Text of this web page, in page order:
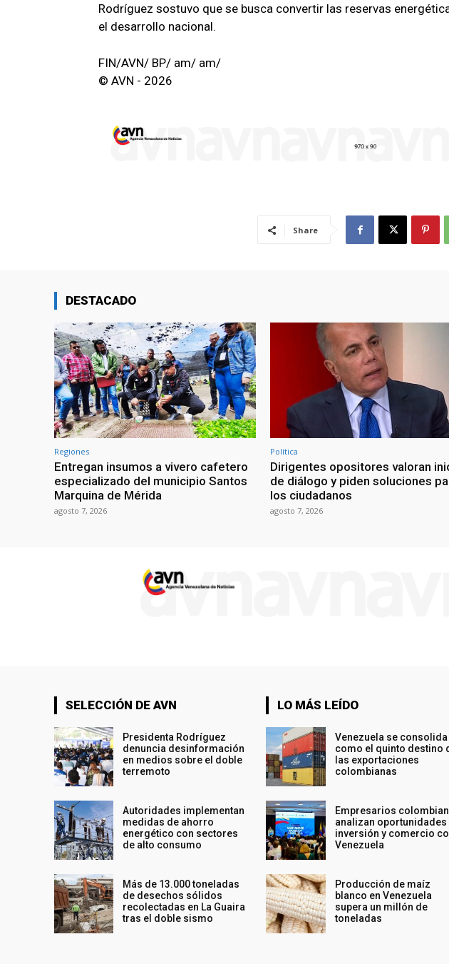
Rodríguez sostuvo que se busca convertir las reservas
el desarrollo nacional.
FIN/AVN/ BP/ am/ am/
© AVN - 2026
Share
DESTACADO
Regiones
Entregan insumos a vivero cafetero
especializado del municipio Santos
Marquina de Mérida
agosto 7, 2026
Política
Dirigentes opositores valoran
de diálogo y piden soluciones
los ciudadanos
agosto 7, 2026
SELECCIÓN DE AVN
Presidenta Rodríguez
denuncia desinformación
en medios sobre el doble
terremoto
Autoridades implementan
medidas de ahorro
energético con sectores
de alto consumo
Más de 13.000 toneladas
de desechos sólidos
recolectadas en La Guaira
tras el doble sismo
LO MÁS LEÍDO
Venezuela se consolida
como el quinto destino
las exportaciones
colombianas
Empresarios
analizan oportunidades
inversión y comercio
Venezuela
Producción de maíz
blanco en Venezuela
supera un millón de
toneladas